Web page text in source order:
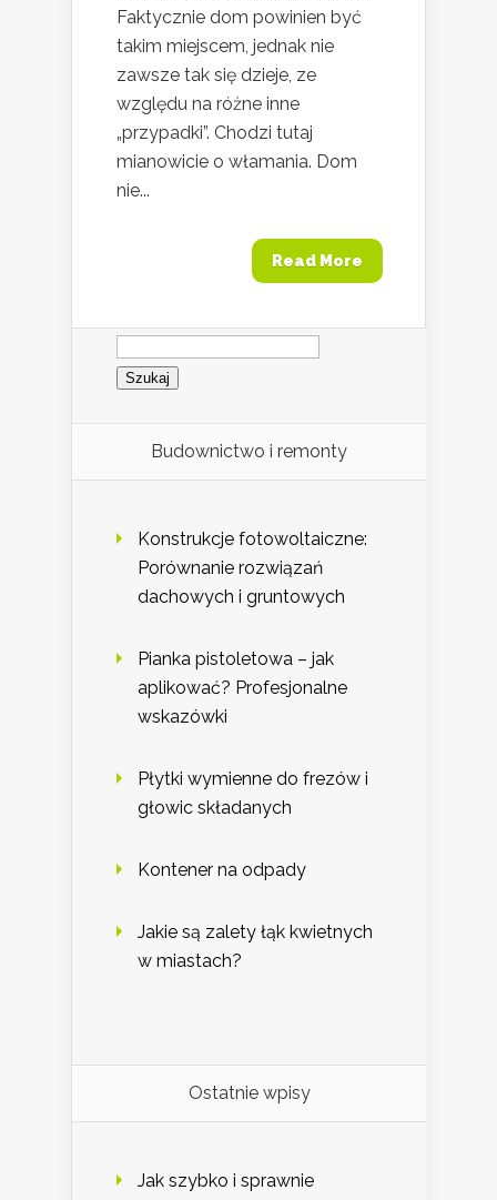
Faktycznie dom powinien być
takim miejscem, jednak nie
zawsze tak się dzieje, ze
względu na różne inne
„przypadki”. Chodzi tutaj
mianowicie o włamania. Dom
nie...
Read More
Szukaj:
Budownictwo i remonty
Konstrukcje fotowoltaiczne:
Porównanie rozwiązań
dachowych i gruntowych
Pianka pistoletowa – jak
aplikować? Profesjonalne
wskazówki
Płytki wymienne do frezów i
głowic składanych
Kontener na odpady
Jakie są zalety łąk kwietnych
w miastach?
Ostatnie wpisy
Jak szybko i sprawnie